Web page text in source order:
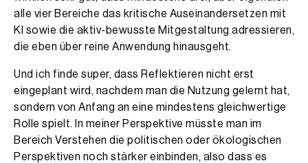
alle vier Bereiche das kritische Auseinandersetzen mit
KI sowie die aktiv-bewusste Mitgestaltung adressieren,
die eben über reine Anwendung hinausgeht.
Und ich finde super, dass Reflektieren nicht erst
eingeplant wird, nachdem man die Nutzung gelernt hat,
sondern von Anfang an eine mindestens gleichwertige
Rolle spielt. In meiner Perspektive müsste man im
Bereich Verstehen die politischen oder ökologischen
Perspektiven noch stärker einbinden, also dass es